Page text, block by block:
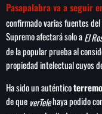
LOCUCIÓN (TALENTO
RANKING
COMUNÍCATE
PUBLICIDAD
Pasapalabra va a seguir
confirmado varias fuentes
Supremo afectará solo aEl
de la popular prueba al
propiedad intelectual cuyos
Ha sido un auténtico
de que verTelehaya podido